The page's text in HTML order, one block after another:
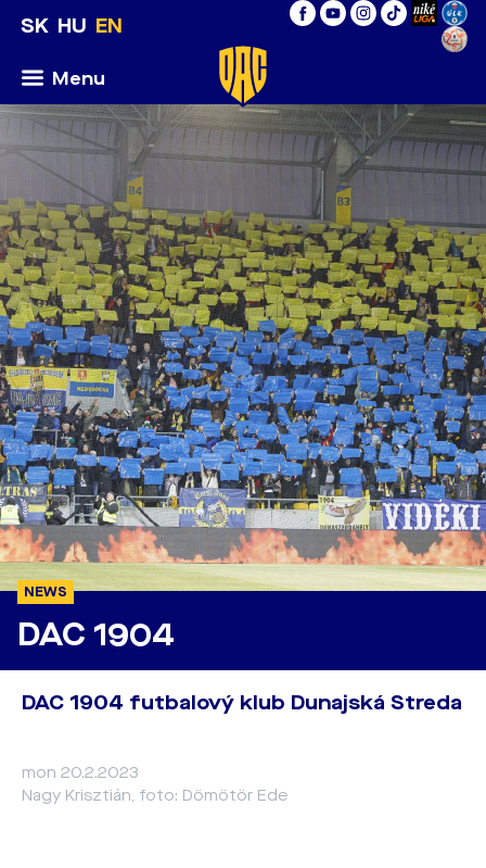
SK HU EN
Menu
NEWS
DAC 1904
DAC 1904 futbalový klub Dunajská Streda
mon 20.2.2023
Nagy Krisztián, foto: Dömötör Ede